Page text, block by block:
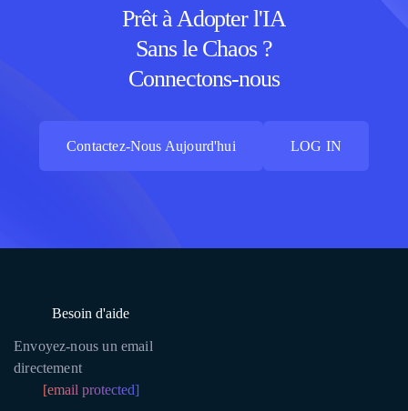
Prêt à Adopter l'IA
Sans le Chaos ?
Connectons-nous
Contactez-Nous Aujourd'hui
LOG IN
Besoin d'aide
Envoyez-nous un email
directement
[email protected]